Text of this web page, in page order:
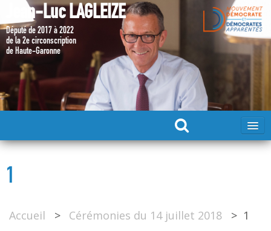
Jean-Luc LAGLEIZE
Député de 2017 à 2022
de la 2e circonscription
de Haute-Garonne
1
Accueil > Cérémonies du 14 juillet 2018 > 1